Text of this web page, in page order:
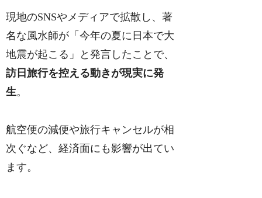
現地のSNSやメディアで拡散し、著
名な風水師が「今年の夏に日本で大
地震が起こる」と発言したことで、
訪日旅行を控える動きが現実に発
生。
航空便の減便や旅行キャンセルが相
次ぐなど、経済面にも影響が出てい
ます。